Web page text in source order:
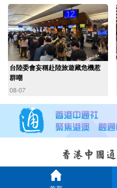
台陸委會妄稱赴陸旅遊藏危機惹
群嘲
08-07